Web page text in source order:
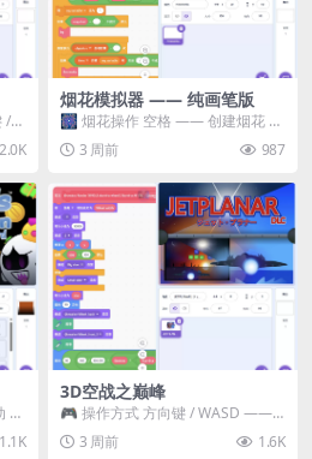
/
2.0K
烟花模拟器 —— 纯画笔版
🎆 烟花操作 空格 —— 创建烟花 1
~ 3 —— 切换烟花类型 普通烟花
嘶...3 周前 987
&
1.1K
3D空战之巅峰
🎮 操作方式 方向键 / WASD ——
移动 Z / K —— 射击 / 攻击...
3 周前 1.6K